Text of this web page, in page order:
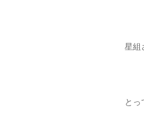
星組
とっ